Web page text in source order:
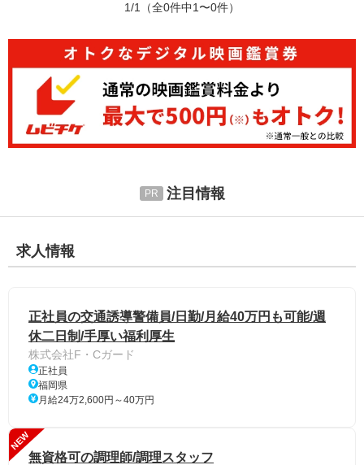
1/1 （全0件中1〜0件）
注目情報
求人情報
正社員の交通誘導警備員/日勤/月給40万円も可能/週
休二日制/手厚い福利厚生
株式会社F・Cガード
正社員
福岡県
月給24万2,600円～40万円
NEW
無資格可の調理師/調理スタッフ